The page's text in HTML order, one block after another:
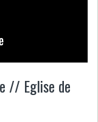
// Eglise de